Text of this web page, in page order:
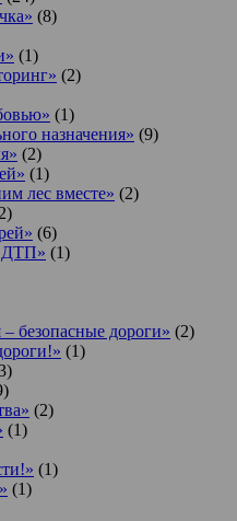
(8)
(1)
(2)
(1)
назначения» (9)
(2)
(1)
лес вместе» (2)
(6)
ДТП» (1)
безопасные дороги» (2)
(1)
(2)
(1)
(1)
(1)